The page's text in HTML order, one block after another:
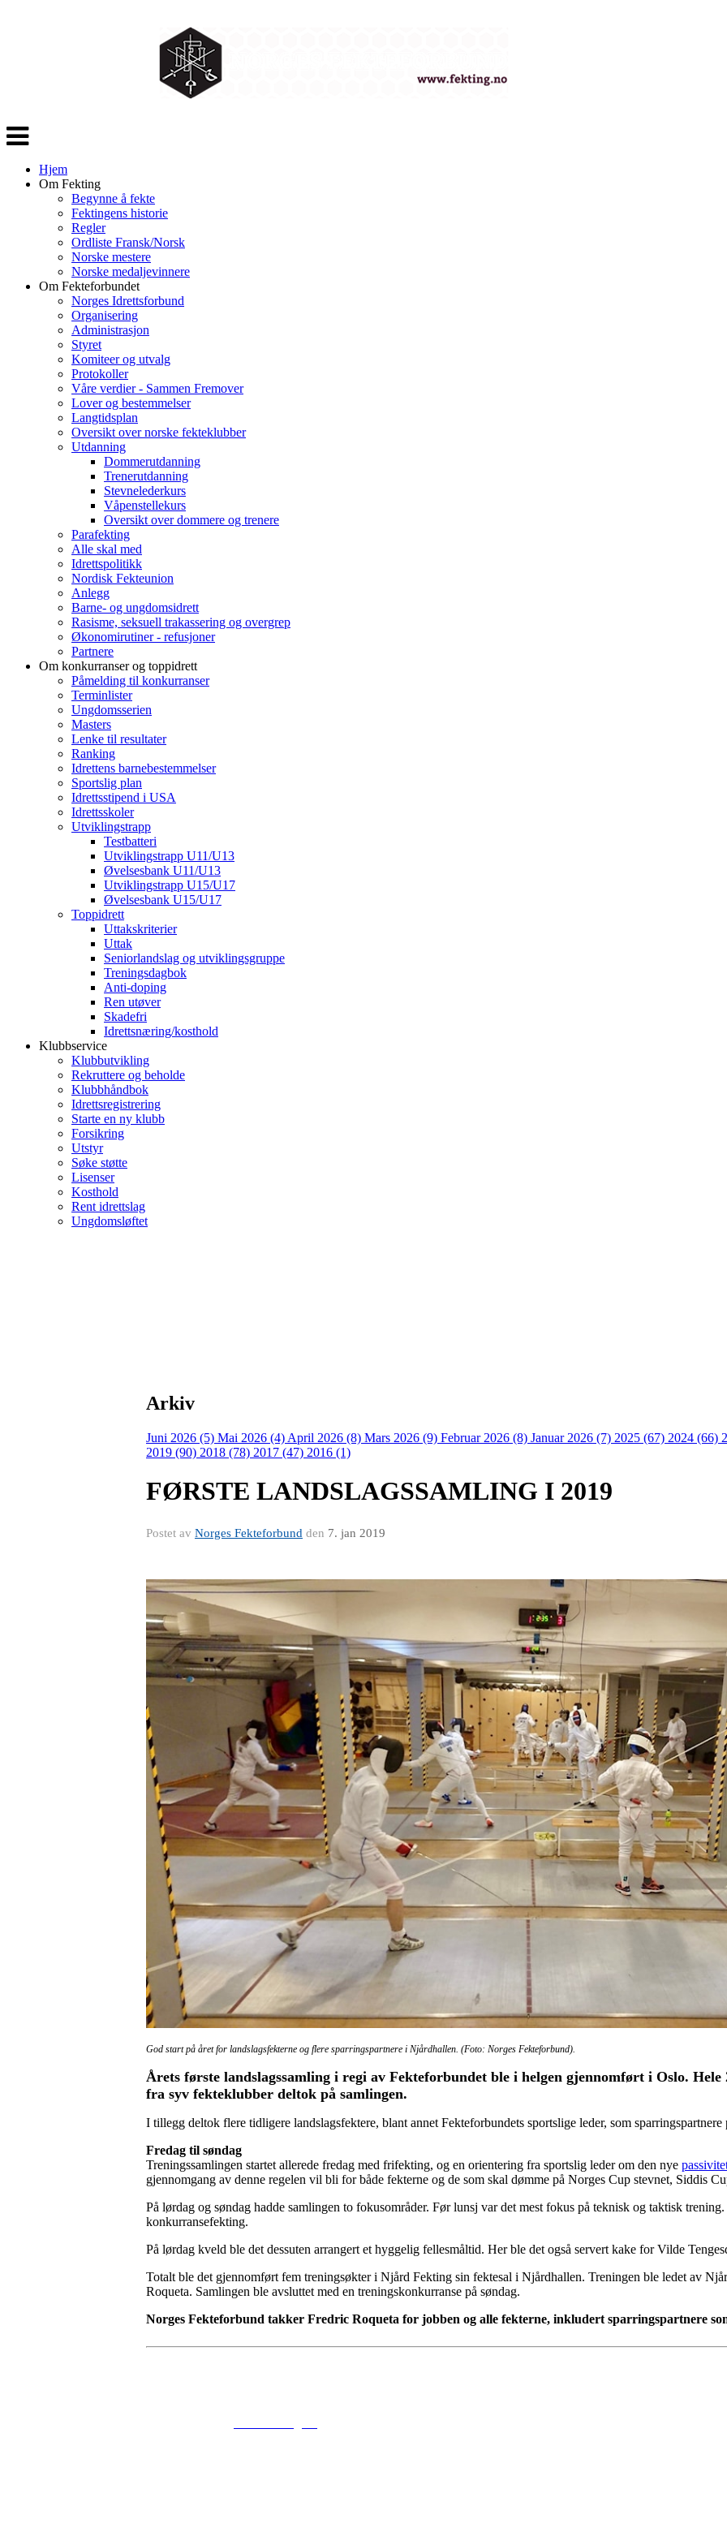
Veksle
navigasjon
Hjem
Om Fekting
Begynne å fekte
Fektingens historie
Regler
Ordliste Fransk/Norsk
Norske mestere
Norske medaljevinnere
Om Fekteforbundet
Norges Idrettsforbund
Organisering
Administrasjon
Styret
Komiteer og utvalg
Protokoller
Våre verdier - Sammen Fremover
Lover og bestemmelser
Langtidsplan
Oversikt over norske fekteklubber
Utdanning
Dommerutdanning
Trenerutdanning
Stevnelederkurs
Våpenstellekurs
Oversikt over dommere og trenere
Parafekting
Alle skal med
Idrettspolitikk
Nordisk Fekteunion
Anlegg
Barne- og ungdomsidrett
Rasisme, seksuell trakassering og overgrep
Økonomirutiner - refusjoner
Partnere
Om konkurranser og toppidrett
Påmelding til konkurranser
Terminlister
Ungdomsserien
Masters
Lenke til resultater
Ranking
Idrettens barnebestemmelser
Sportslig plan
Idrettsstipend i USA
Idrettsskoler
Utviklingstrapp
Testbatteri
Utviklingstrapp U11/U13
Øvelsesbank U11/U13
Utviklingstrapp U15/U17
Øvelsesbank U15/U17
Toppidrett
Uttakskriterier
Uttak
Seniorlandslag og utviklingsgruppe
Treningsdagbok
Anti-doping
Ren utøver
Skadefri
Idrettsnæring/kosthold
Klubbservice
Klubbutvikling
Rekruttere og beholde
Klubbhåndbok
Idrettsregistrering
Starte en ny klubb
Forsikring
Utstyr
Søke støtte
Lisenser
Kosthold
Rent idrettslag
Ungdomsløftet
Arkiv
Juni 2026 (5) Mai 2026 (4) April 2026 (8) Mars 2026 (9) Februar 2026 (8) Januar 2026 (7) 2025 (67) 2024 (66)
2019 (90) 2018 (78) 2017 (47) 2016 (1)
FØRSTE LANDSLAGSSAMLING I 2019
Postet av Norges Fekteforbund den 7. jan 2019
God start på året for landslagsfekterne og flere sparringspartnere i Njårdhallen. (Foto: Norges Fekteforbund).
Årets første landslagssamling i regi av Fekteforbundet ble i helgen gjennomført i Oslo. Hele
fra syv fekteklubber deltok på samlingen.
I tillegg deltok flere tidligere landslagsfektere, blant annet Fekteforbundets sportslige leder, som sparringspartnere
Fredag til søndag
Treningssamlingen startet allerede fredag med frifekting, og en orientering fra sportslig leder om den nye
gjennomgang av denne regelen vil bli for både fekterne og de som skal dømme på Norges Cup stevnet, Siddis
På lørdag og søndag hadde samlingen to fokusområder. Før lunsj var det mest fokus på teknisk og taktisk
konkurransefekting.
På lørdag kveld ble det dessuten arrangert et hyggelig fellesmåltid. Her ble det også servert kake for Vilde
Totalt ble det gjennomført fem treningsøkter i Njård Fekting sin fektesal i Njårdhallen. Treningen ble ledet av
Roqueta. Samlingen ble avsluttet med en treningskonkurranse på søndag.
Norges Fekteforbund takker Fredric Roqueta for jobben og alle fekterne, inkludert sparringspartnere